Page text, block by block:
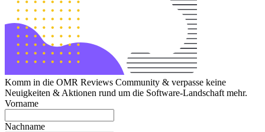
Komm in die OMR Reviews Community & verpasse keine
Neuigkeiten & Aktionen rund um die Software-Landschaft mehr.
Vorname
Nachname